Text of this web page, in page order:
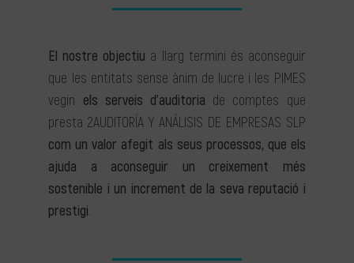
El nostre objectiu a llarg termini és aconseguir
que les entitats sense ànim de lucre i les PIMES
vegin els serveis d’auditoria de comptes que
presta 2AUDITORÍA Y ANÁLISIS DE EMPRESAS SLP
com un valor afegit als seus processos, que els
ajuda a aconseguir un creixement més
sostenible i un increment de la seva reputació i
prestigi.